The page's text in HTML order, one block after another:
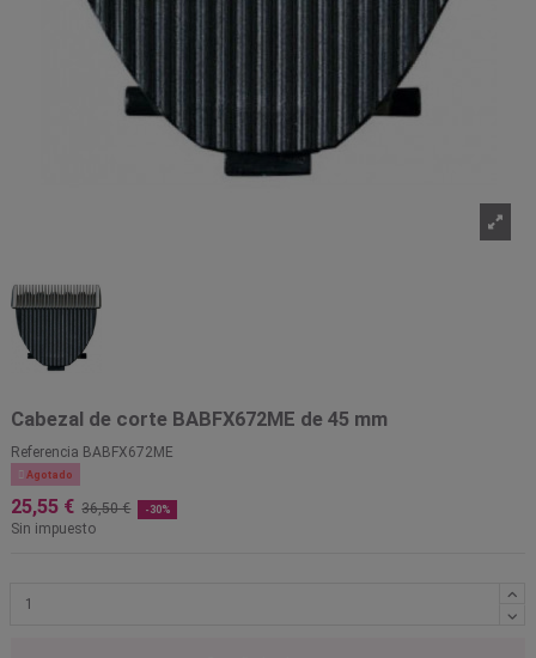
Cabezal de corte BABFX672ME de 45 mm
Referencia BABFX672ME
 Agotado
25,55 € 36,50 € -30%
Sin impuesto